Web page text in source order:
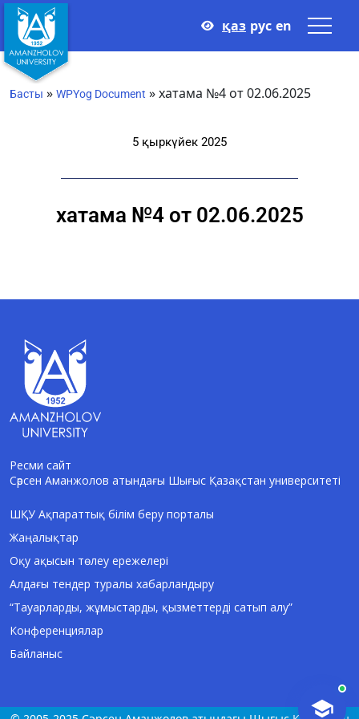
қаз рус en
Басты » WPYog Document »хатама №4 от 02.06.2025
5 қыркүйек 2025
хатама №4 от 02.06.2025
Ресми сайт
Сәрсен Аманжолов атындағы Шығыс Қазақстан университеті
ШҚУ Ақпараттық білім беру порталы
Жаңалықтар
Оқу ақысын төлеу ережелері
Алдағы тендер туралы хабарландыру
“Тауарларды, жұмыстарды, қызметтерді сатып алу”
Конференциялар
Байланыс
AI-Talapker
Сәлем! Мен AI-Talapker — Сәрсен
Аманжолов атындағы Шығыс Қазақстан
университеті (ШҚУ) көмекшісімін.
Бакалавриат, магистратура, докторантура